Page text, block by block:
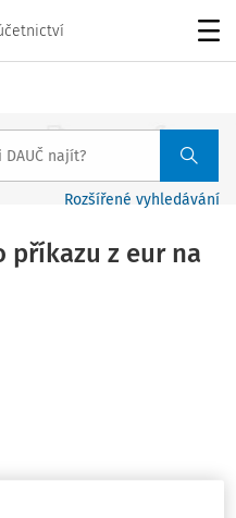
Rozšířené vyhledávání
příkazu z eur na